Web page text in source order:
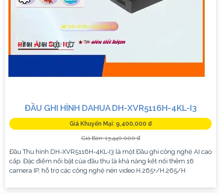
ĐẦU GHI HÌNH DAHUA DH-XVR5116H-4KL-I3
Giá Khuyến Mại: 9,400,000 ₫
Giá Bán: 13,440,000 ₫
Đầu Thu hình DH-XVR5116H-4KL-I3 là một Đầu ghi công nghệ AI cao
cấp. Đặc điểm nổi bật của đầu thu là khả năng kết nối thêm 16
camera IP, hỗ trợ các công nghệ nén video H.265+/H.265/H